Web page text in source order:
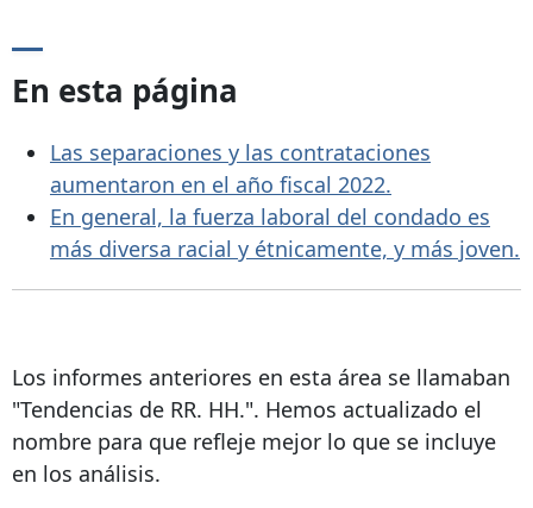
En esta página
Las separaciones y las contrataciones
aumentaron en el año fiscal 2022.
En general, la fuerza laboral del condado es
más diversa racial y étnicamente, y más joven.
Los informes anteriores en esta área se llamaban
"Tendencias de RR. HH.". Hemos actualizado el
nombre para que refleje mejor lo que se incluye
en los análisis.